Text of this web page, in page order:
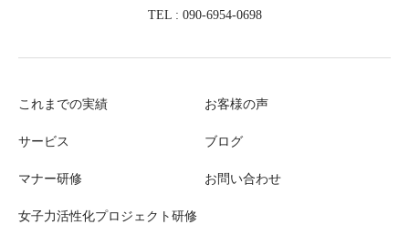
TEL : 090-6954-0698
これまでの実績
サービス
マナー研修
女子力活性化プロジェクト研修
お客様の声
ブログ
お問い合わせ